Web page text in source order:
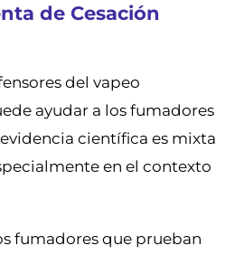
de Cesación
del vapeo
ayudar a los fumadores
científica es mixta
en el contexto
fumadores que prueban